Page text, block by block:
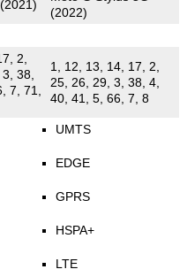
(2022)
2,
38,
7, 71,
1, 12, 13, 14, 17, 2,
25, 26, 29, 3, 38, 4,
40, 41, 5, 66, 7, 8
UMTS
EDGE
GPRS
HSPA+
LTE